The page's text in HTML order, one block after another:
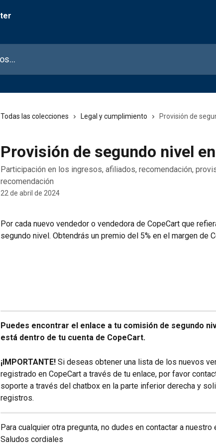
Todas las colecciones Legal y cumplimiento Provisión de
Provisión de segundo nivel
Participación en los ingresos, afiliados, recomendación,
recomendación
22 de abril de 2024
Por cada nuevo vendedor o vendedora de CopeCart que
segundo nivel. Obtendrás un premio del 5% en el margen de
Puedes encontrar el enlace a tu comisión de segundo
está dentro de tu cuenta de CopeCart.
¡IMPORTANTE! Si deseas obtener una lista de los nuevos
registrado en CopeCart a través de tu enlace, por favor
soporte a través del chatbox en la parte inferior derecha y
registros.
Para cualquier otra pregunta, no dudes en contactar a
Saludos cordiales